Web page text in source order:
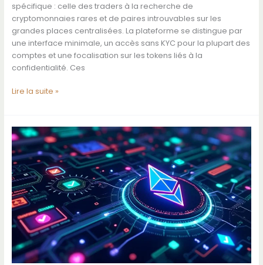
spécifique : celle des traders à la recherche de
cryptomonnaies rares et de paires introuvables sur les
grandes places centralisées. La plateforme se distingue par
une interface minimale, un accès sans KYC pour la plupart des
comptes et une focalisation sur les tokens liés à la
confidentialité. Ces
Comment
pour
sécuriser
vos
échanges
de
cryptomonnaies
Lire la suite »